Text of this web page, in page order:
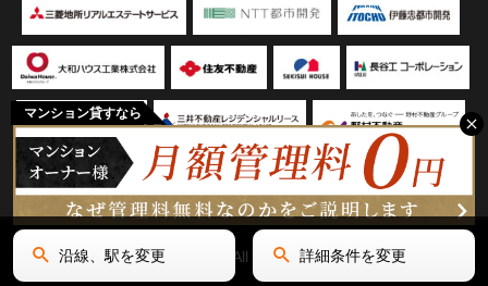
マンション貸すなら
Copyright(C) リミテッド名古屋 All Rights Reserved.
沿線、駅を変更 詳細条件を変更